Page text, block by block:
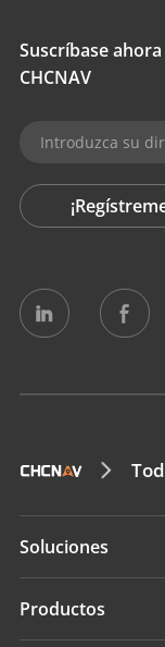
Suscríbase
CHCNAV
Soluciones
Soluciones
Productos